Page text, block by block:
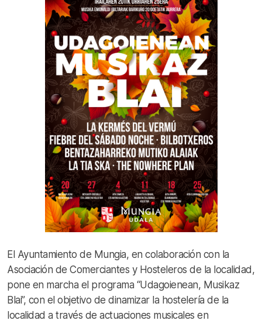
El Ayuntamiento de Mungia, en colaboración con la
Asociación de Comerciantes y Hosteleros de la localidad,
pone en marcha el programa “Udagoienean, Musikaz
Blai”, con el objetivo de dinamizar la hostelería de la
localidad a través de actuaciones musicales en